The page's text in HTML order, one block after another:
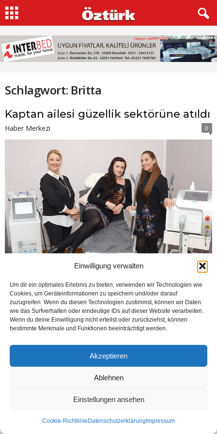
Einwilligung verwalten
Um dir ein optimales Erlebnis zu bieten, verwenden wir Technologien wie
Cookies, um Geräteinformationen zu speichern und/oder darauf
zuzugreifen. Wenn du diesen Technologien zustimmst, können wir Daten
wie das Surfverhalten oder eindeutige IDs auf dieser Website verarbeiten.
Wenn du deine Einwilligung nicht erteilst oder zurückziehst, können
bestimmte Merkmale und Funktionen beeinträchtigt werden.
Akzeptieren
Ablehnen
Einstellungen ansehen
Cookie-Richtlinie Datenschutzerklärung Impressum
Schlagwort: Britta
Kaptan ailesi güzellik sektörüne atıldı
Haber Merkezi 0
BIELEFELD (Öztürk) Bielefeld’deki işadamlarımızdan Kemal Kaptan, güzellik
sektörüne el attı. Am Bach 6, 33602 Bielefeld adresinde bulunan Hairless Nail
Datenschutzerklärung
Impressum